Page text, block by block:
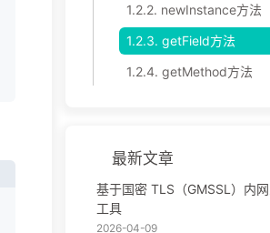
1.2.2. newInstance方法
1.2.3. getField方法
1.2.4. getMethod方法
最新文章
基于国密 TLS（GMSSL）内
工具
2026-04-09